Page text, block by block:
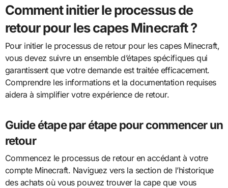
Comment initier le processus de
retour pour les capes Minecraft ?
Pour initier le processus de retour pour les capes Minecraft,
vous devez suivre un ensemble d’étapes spécifiques qui
garantissent que votre demande est traitée efficacement.
Comprendre les informations et la documentation requises
aidera à simplifier votre expérience de retour.
Guide étape par étape pour commencer un
retour
Commencez le processus de retour en accédant à votre
compte Minecraft. Naviguez vers la section de l’historique
des achats où vous pouvez trouver la cape que vous